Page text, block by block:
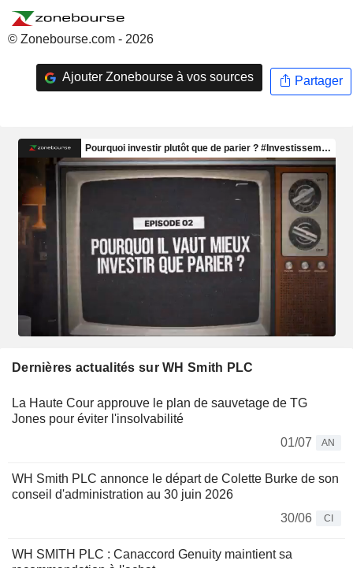
© Zonebourse.com - 2026
Ajouter Zonebourse à vos sources Partager
Dernières actualités sur WH Smith PLC
La Haute Cour approuve le plan de sauvetage de TG
Jones pour éviter l'insolvabilité
01/07
AN
WH Smith PLC annonce le départ de Colette Burke de son
conseil d'administration au 30 juin 2026
30/06
CI
WH SMITH PLC : Canaccord Genuity maintient sa